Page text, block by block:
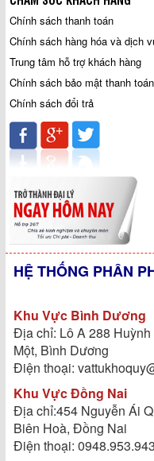
Chính sách thanh toán
Chính sách hàng hóa và dịch
Trung tâm hỗ trợ khách hàng
Chính sách bảo mật thanh toán
Chính sách đổi trả
HỆ THỐNG PHÂN
Khu Vực Bình Dương
Địa chỉ: Lô A 288
Một, Bình Dương
Điện thoại:
Khu Vực Đồng Nai
Địa chỉ:454 Nguyễn Ái
Biên Hoà, Đồng Nai
Điện thoại: 0948.953.943